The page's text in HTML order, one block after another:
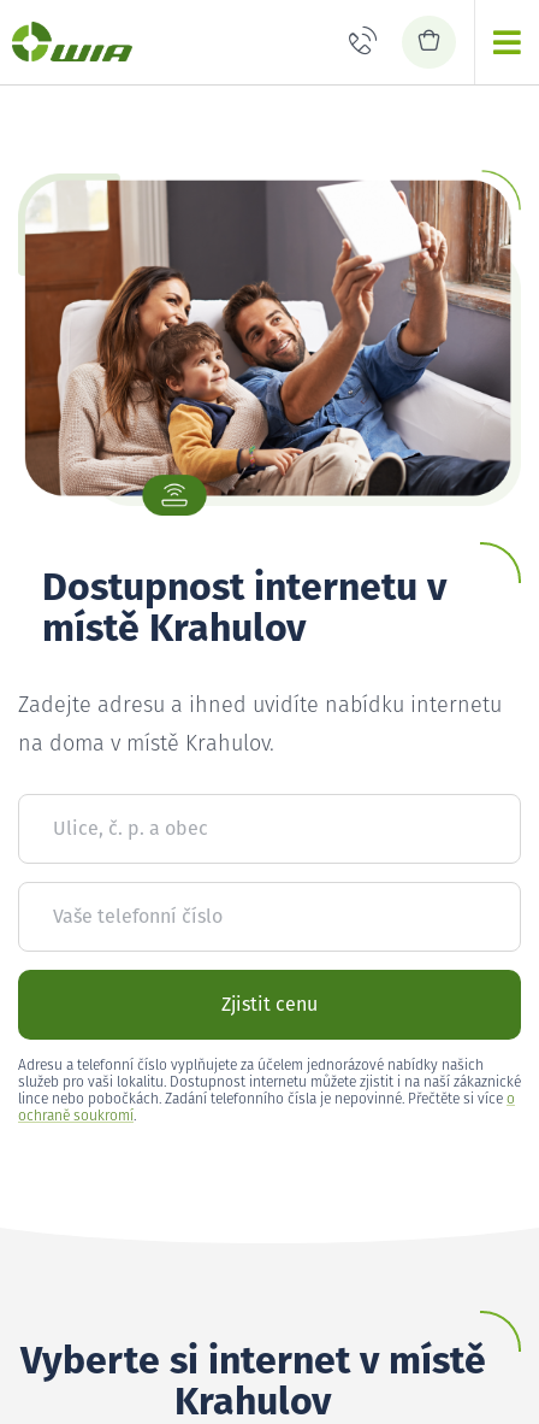
Dostupnost internetu v
místě Krahulov
Zadejte adresu a ihned uvidíte nabídku internetu
na doma v místě Krahulov.
Ulice, č. p. a obec
Vaše telefonní číslo
Zjistit cenu
Adresu a telefonní číslo vyplňujete za účelem jednorázové nabídky našich
služeb pro vaši lokalitu. Dostupnost internetu můžete zjistit i na naší zákaznické
lince nebo pobočkách. Zadání telefonního čísla je nepovinné. Přečtěte si více o
ochraně soukromí.
Vyberte si internet v místě
Krahulov